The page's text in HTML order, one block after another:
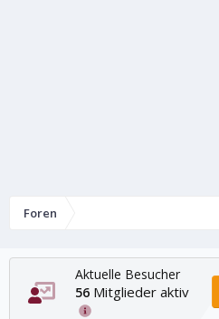
Foren
Aktuelle Besucher
56 Mitglieder aktiv